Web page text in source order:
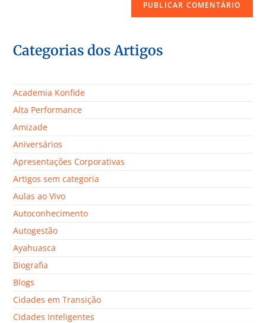
Categorias dos Artigos
Academia Konfide
Alta Performance
Amizade
Aniversários
Apresentações Corporativas
Artigos sem categoria
Aulas ao Vivo
Autoconhecimento
Autogestão
Ayahuasca
Biografia
Blogs
Cidades em Transição
Cidades Inteligentes